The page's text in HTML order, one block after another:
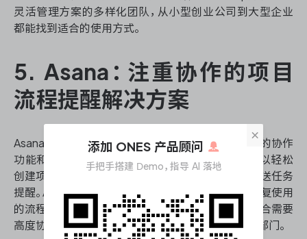
灵活管理方案的多样化团队，从小型创业公司到大型企业
都能找到适合的使用方式。
5. Asana：注重协作的项目
流程提醒解决方案
Asana作为一款知名的项目流程提醒软件，以其强大的协作
功能和清晰的任务依赖关系可视化而闻名。用户可以轻松
创建项目时间线，设置里程碑，并通过自动化规则发送任务
提醒。Asana的工作流程管理功能允许团队创建可重复使用
的流程模板，大大提高了工作效率。这款工具特别适合需要
高度协作的团队，如市场营销、产品开发和客户服务部门。
×
添加 ONES 产品顾问
手把手搭建 Demo，指导 AI 落地